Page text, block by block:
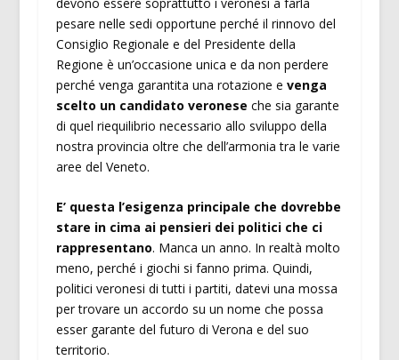
pesare nelle sedi opportune perché il rinnovo del
Consiglio Regionale e del Presidente della
Regione è un’occasione unica e da non perdere
perché venga garantita una rotazione e venga
scelto un candidato veronese che sia garante
di quel riequilibrio necessario allo sviluppo della
nostra provincia oltre che dell’armonia tra le varie
aree del Veneto.
E’ questa l’esigenza principale che dovrebbe
stare in cima ai pensieri dei politici che ci
rappresentano. Manca un anno. In realtà molto
meno, perché i giochi si fanno prima. Quindi,
politici veronesi di tutti i partiti, datevi una mossa
per trovare un accordo su un nome che possa
esser garante del futuro di Verona e del suo
territorio.